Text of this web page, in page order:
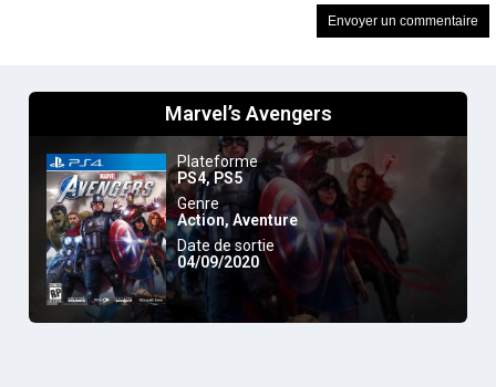
Marvel’s Avengers
Plateforme
PS4,PS5
Genre
Action, Aventure
Date de sortie
04/09/2020